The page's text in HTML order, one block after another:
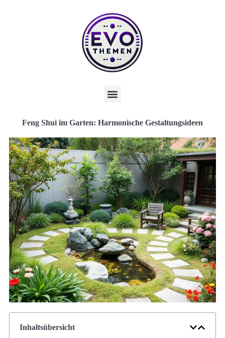
Feng Shui im Garten: Harmonische Gestaltungsideen
Inhaltsübersicht